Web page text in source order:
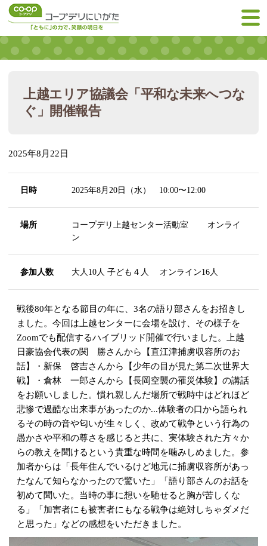
上越エリア協議会「平和な未来へつな
ぐ」開催報告
2025年8月22日
日時 2025年8月20日（水） 10:00〜12:00
場所
コープデリ上越センター活動室 オンライ
ン
参加人数 大人10人 子ども４人 オンライン16人
戦後80年となる節目の年に、3名の語り部さんをお招きし
ました。今回は上越センターに会場を設け、その様子を
Zoomでも配信するハイブリッド開催で行いました。上越
日豪協会代表の関 勝さんから【直江津捕虜収容所のお
話】・新保 啓吉さんから【少年の目が見た第二次世界大
戦】・倉林 一郎さんから【長岡空襲の罹災体験】の講話
をお願いしました。慣れ親しんだ場所で戦時中はどれほど
悲惨で過酷な出来事があったのか...体験者の口から語られ
るその時の音や匂いが生々しく、改めて戦争という行為の
愚かさや平和の尊さを感じると共に、実体験された方々か
らの教えを聞けるという貴重な時間を噛みしめました。参
加者からは「長年住んでいるけど地元に捕虜収容所があっ
たなんて知らなかったので驚いた」「語り部さんのお話を
初めて聞いた。当時の事に想いを馳せると胸が苦しくな
る」「加害者にも被害者にもなる戦争は絶対しちゃダメだ
と思った」などの感想をいただきました。